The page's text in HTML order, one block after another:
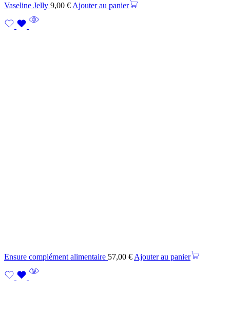
Vaseline Jelly 9,00 € Ajouter au panier
Ensure complément alimentaire 57,00 € Ajouter au panier